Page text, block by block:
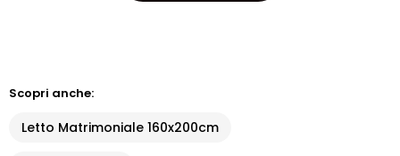
Scopri anche:
Letto Matrimoniale 160x200cm